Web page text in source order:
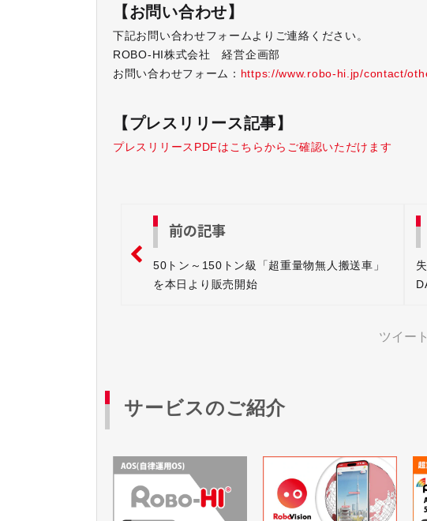
【お問い合わせ】
下記お問い合わせフォームよりご連絡ください。
ROBO-HI株式会社経営企画部
お問い合わせフォーム： https://www.robo-hi.jp/contact/
【プレスリリース記事】
プレスリリースPDFはこちらからご確認いただけます
前の記事
50トン～150トン級「超重量物無人搬送車」
を本日より販売開始
ツイート
サービスのご紹介